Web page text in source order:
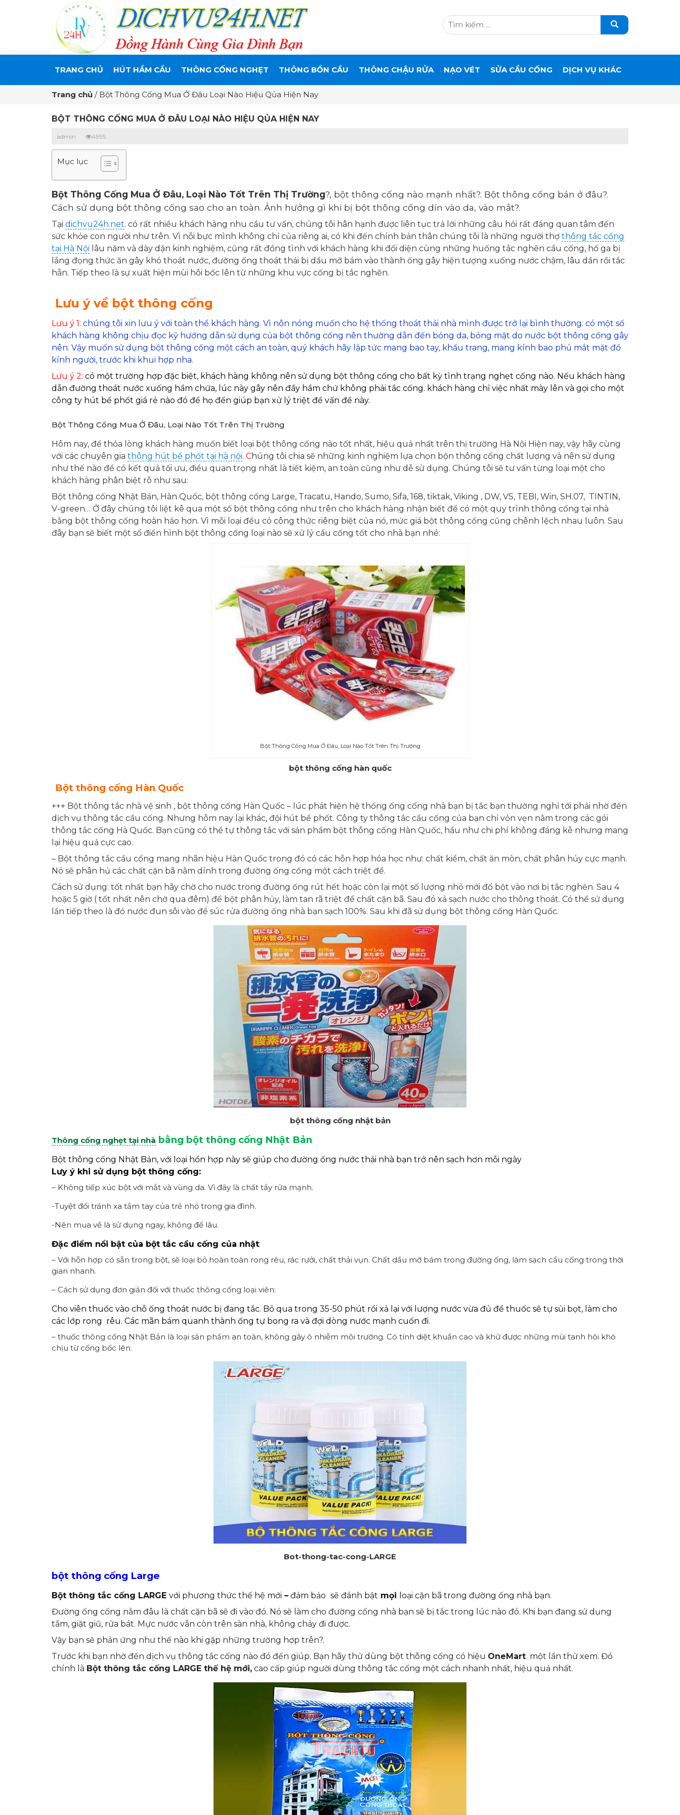
TRANG CHỦ HÚT HẦM CẦU THÔNG CỐNG NGHẸT THÔNG BỒN CẦU THÔNG CHẬU RỬA NẠO VÉT SỬA CẦU CỐNG DỊCH VỤ KHÁC
Trang chủ / Bột Thông Cống Mua Ở Đâu Loại Nào Hiệu Qủa Hiện Nay
BỘT THÔNG CỐNG MUA Ở ĐÂU LOẠI NÀO HIỆU QỦA HIỆN NAY
admin 4995
Mục lục
Bột Thông Cống Mua Ở Đâu, Loại Nào Tốt Trên Thị Trường?, bột thông cống nào mạnh nhất?. Bột thông cống bán ở đâu?.
Cách sử dụng bột thông cống sao cho an toàn. Ảnh hưởng gì khi bị bột thông cống dín vào da, vào mắt?.
Tại dichvu24h.net. có rất nhiều khách hàng nhu cầu tư vấn, chúng tôi hân hạnh được liên tục trả lời những câu hỏi rất đáng quan tâm đến
sức khỏe con người như trên. Vì nỗi bực mình không chỉ của riêng ai, có khi đến chính bản thân chúng tôi là những người thợ thông tắc cống
tại Hà Nội lâu năm và dày dặn kinh nghiệm, cũng rất đồng tình với khách hàng khi đối diện cùng những huống tắc nghẽn cầu cống, hố ga bị
lắng đọng thức ăn gây khó thoát nước, đường ống thoát thải bị dầu mỡ bám vào thành ống gây hiện tượng xuống nước chậm, lâu dần rồi tắc
hẵn. Tiếp theo là sự xuất hiện mùi hôi bốc lên từ những khu vực cống bị tắc nghẽn.
Lưu ý về bột thông cống
Lưu ý 1: chúng tôi xin lưu ý với toàn thể khách hàng. Vì nôn nóng muốn cho hệ thống thoát thải nhà mình được trở lại bình thường. có một số
khách hàng không chịu đọc kỹ hướng dẫn sử dụng của bột thông cống nên thường dẫn đến bỏng da, bỏng mặt do nước bột thông cống gây
nên. Vậy muốn sử dụng bột thông cống một cách an toàn, quý khách hãy lập tức mang bao tay, khẩu trang, mang kính bao phủ mắt mặt đồ
kính người, trước khi khui hợp nha.
Lưu ý 2: có một trường hợp đặc biệt, khách hàng không nên sử dụng bột thông cống cho bất kỳ tình trạng nghẹt cống nào. Nếu khách hàng
dẫn đường thoát nước xuống hầm chứa, lúc này gây nên đầy hầm chứ không phải tắc cống. khách hàng chỉ việc nhất mày lên và gọi cho một
công ty hút bể phốt giá rẻ nào đó để họ đến giúp bạn xử lý triệt để vấn đề này.
Bột Thông Cống Mua Ở Đâu, Loại Nào Tốt Trên Thị Trường
Hôm nay, để thỏa lòng khách hàng muốn biết loại bột thông cống nào tốt nhất, hiệu quả nhất trên thị trường Hà Nội Hiện nay, vậy hãy cùng
với các chuyên gia thông hút bể phốt tại hà nội. Chúng tôi chia sẽ những kinh nghiệm lựa chọn bộn thông cống chất lượng và nên sử dụng
như thế nào để có kết quả tối ưu, điều quan trọng nhất là tiết kiệm, an toàn cũng như dễ sử dụng. Chúng tôi sẽ tư vấn từng loại một cho
khách hàng phân biệt rõ như sau:
Bột thông cống Nhật Bản, Hàn Quốc, bột thông cống Large, Tracatu, Hando, Sumo, Sifa, 168, tiktak, Viking , DW, VS, TEBI, Win, SH.07, TINTIN,
V-green… Ở đây chúng tôi liệt kê qua một số bột thông cống như trên cho khách hàng nhận biết để có một quy trình thông cống tại nhà
bằng bột thông cống hoàn hảo hơn. Vì mỗi loại đều có công thức riêng biệt của nó, mức giá bột thông cống cũng chênh lệch nhau luôn. Sau
đây bạn sẽ biết một số điển hình bột thông cống loại nào sẽ xử lý cầu cống tốt cho nhà bạn nhé:
Bột Thông Cống Mua Ở Đâu, Loại Nào Tốt Trên Thị Trường
bột thông cống hàn quốc
Bột thông cống Hàn Quốc
+++ Bột thông tắc nhà vệ sinh , bột thông cống Hàn Quốc – lúc phát hiện hệ thống ống cống nhà bạn bị tắc bạn thường nghỉ tới phải nhờ đến
dịch vụ thông tắc cầu cống. Nhưng hôm nay lại khác, đội hút bể phốt. Công ty thông tắc cầu cống của bạn chỉ vỏn vẹn nằm trong các gói
thông tắc cống Hà Quốc. Bạn cũng có thể tự thông tắc với sản phẩm bột thông cống Hàn Quốc, hầu như chi phí không đáng kễ nhưng mang
lại hiệu quả cực cao.
– Bột thông tắc cầu cống mang nhãn hiệu Hàn Quốc trong đó có các hỗn hợp hóa học như: chất kiềm, chất ăn mòn, chất phân hủy cực mạnh.
Nó sẽ phân hủ các chất cặn bã nằm dính trong đường ống cống một cách triệt để.
Cách sử dụng: tốt nhất bạn hãy chờ cho nước trong đường ống rút hết hoặc còn lại một số lượng nhỏ mới đổ bột vào nơi bị tắc nghẽn. Sau 4
hoặc 5 giờ ( tốt nhất nên chờ qua đêm) để bột phân hủy, làm tan rã triệt để chất cặn bã. Sau đó xả sạch nước cho thông thoát. Có thể sử dụng
lần tiếp theo là đỏ nước đun sôi vào để súc rửa đường ống nhà bạn sạch 100%. Sau khi đã sử dụng bột thông cống Hàn Quốc.
bột thông cống nhật bản
Thông cống nghẹt tại nhà bằng bột thông cống Nhật Bản
Bột thông cống Nhật Bản, với loại hổn hợp này sẽ giúp cho đường ống nước thải nhà bạn trở nên sạch hơn mỗi ngày
Lưy ý khi sử dụng bột thông cống:
– Không tiếp xúc bột với mắt và vùng da. Vì đây là chất tẩy rửa mạnh.
-Tuyệt đối tránh xa tầm tay của trẻ nhỏ trong gia đình.
-Nên mua về là sử dụng ngay, không để lâu.
Đặc điểm nổi bật của bột tắc cầu cống của nhật:
– Với hỗn hợp có sẵn trong bột, sẽ loại bỏ hoàn toàn rong rêu, rác rưởi, chất thải vụn. Chất dầu mỡ bám trong đường ống, làm sạch cầu cống trong thời
gian nhanh.
– Cách sử dụng đơn giản đối với thuốc thông cống loại viên:
Cho viên thuốc vào chỗ ống thoát nước bị đang tắc. Bỏ qua trong 35-50 phút rồi xả lại với lượng nước vừa đủ để thuốc sẽ tự sủi bọt, làm cho
các lớp rong rêu. Các mãn bám quanh thành ống tự bong ra và đợi dòng nước mạnh cuốn đi.
– thuốc thông cống Nhật Bản là loại sản phẩm an toàn, không gây ô nhiễm môi trường. Có tính diệt khuẩn cao và khử được những mùi tanh hôi khó
chịu từ cống bốc lên.
Bot-thong-tac-cong-LARGE
bột thông cống Large
Bột thông tắc cống LARGE với phương thức thế hệ mới – đảm bảo sẽ đánh bật mọi loại cặn bã trong đường ống nhà bạn.
Đường ống cống nằm đâu là chất cặn bã sẽ đi vào đó. Nó sẽ làm cho đường cống nhà bạn sẽ bị tắc trong lúc nào đó. Khi bạn đang sử dụng
tắm, giặt giũ, rửa bát. Mực nước vẫn còn trên sàn nhà, không chảy đi được.
Vậy bạn sẽ phản ứng như thế nào khi gặp những trường hợp trên?.
Trước khi bạn nhờ đến dịch vụ thông tắc cống nào đó đến giúp. Bạn hãy thử dùng bột thông cống có hiệu OneMart một lần thử xem. Đó
chính là Bột thông tắc cống LARGE thế hệ mới, cao cấp giúp người dùng thông tắc cống một cách nhanh nhất, hiệu quả nhất.